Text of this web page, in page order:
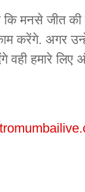
मनसे जीत की
करेंगे. अगर
हमारे लिए